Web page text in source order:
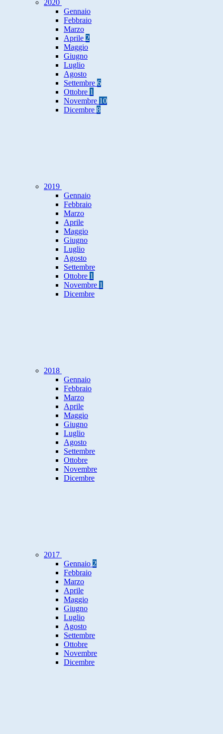
2020
Gennaio
Febbraio
Marzo
Aprile 2
Maggio
Giugno
Luglio
Agosto
Settembre 6
Ottobre 1
Novembre 10
Dicembre 8
2019
Gennaio
Febbraio
Marzo
Aprile
Maggio
Giugno
Luglio
Agosto
Settembre
Ottobre 1
Novembre 1
Dicembre
2018
Gennaio
Febbraio
Marzo
Aprile
Maggio
Giugno
Luglio
Agosto
Settembre
Ottobre
Novembre
Dicembre
2017
Gennaio 2
Febbraio
Marzo
Aprile
Maggio
Giugno
Luglio
Agosto
Settembre
Ottobre
Novembre
Dicembre